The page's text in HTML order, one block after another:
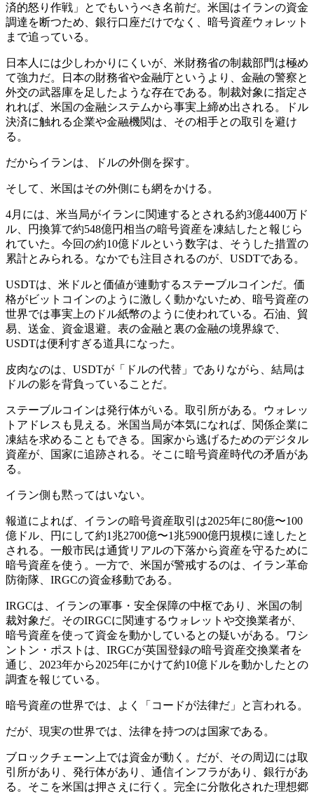
済的怒り作戦」とでもいうべき名前だ。米国はイランの資金
調達を断つため、銀行口座だけでなく、暗号資産ウォレット
まで追っている。
日本人には少しわかりにくいが、米財務省の制裁部門は極め
て強力だ。日本の財務省や金融庁というより、金融の警察と
外交の武器庫を足したような存在である。制裁対象に指定さ
れれば、米国の金融システムから事実上締め出される。ドル
決済に触れる企業や金融機関は、その相手との取引を避け
る。
だからイランは、ドルの外側を探す。
そして、米国はその外側にも網をかける。
4月には、米当局がイランに関連するとされる約3億4400万ド
ル、円換算で約548億円相当の暗号資産を凍結したと報じら
れていた。今回の約10億ドルという数字は、そうした措置の
累計とみられる。なかでも注目されるのが、USDTである。
USDTは、米ドルと価値が連動するステーブルコインだ。価
格がビットコインのように激しく動かないため、暗号資産の
世界では事実上のドル紙幣のように使われている。石油、貿
易、送金、資金退避。表の金融と裏の金融の境界線で、
USDTは便利すぎる道具になった。
皮肉なのは、USDTが「ドルの代替」でありながら、結局は
ドルの影を背負っていることだ。
ステーブルコインは発行体がいる。取引所がある。ウォレッ
トアドレスも見える。米国当局が本気になれば、関係企業に
凍結を求めることもできる。国家から逃げるためのデジタル
資産が、国家に追跡される。そこに暗号資産時代の矛盾があ
る。
イラン側も黙ってはいない。
報道によれば、イランの暗号資産取引は2025年に80億〜100
億ドル、円にして約1兆2700億〜1兆5900億円規模に達したと
される。一般市民は通貨リアルの下落から資産を守るために
暗号資産を使う。一方で、米国が警戒するのは、イラン革命
防衛隊、IRGCの資金移動である。
IRGCは、イランの軍事・安全保障の中枢であり、米国の制
裁対象だ。そのIRGCに関連するウォレットや交換業者が、
暗号資産を使って資金を動かしているとの疑いがある。ワシ
ントン・ポストは、IRGCが英国登録の暗号資産交換業者を
通じ、2023年から2025年にかけて約10億ドルを動かしたとの
調査を報じている。
暗号資産の世界では、よく「コードが法律だ」と言われる。
だが、現実の世界では、法律を持つのは国家である。
ブロックチェーン上では資金が動く。だが、その周辺には取
引所があり、発行体があり、通信インフラがあり、銀行があ
る。そこを米国は押さえに行く。完全に分散化された理想郷